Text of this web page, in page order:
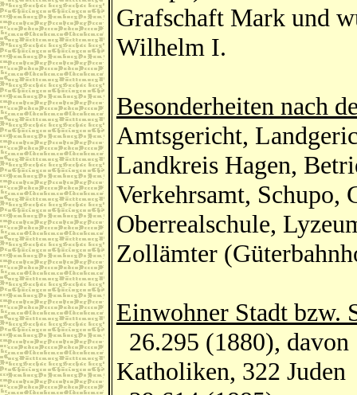
Grafschaft Mark und
Wilhelm I.
Besonderheiten nach
Amtsgericht,
Landkreis Hagen,
Verkehrsamt, Schupo,
Oberrealschule,
Zollämter
Einwohner Stadt bzw.
26.295 (1880),
Katholiken, 322 Juden